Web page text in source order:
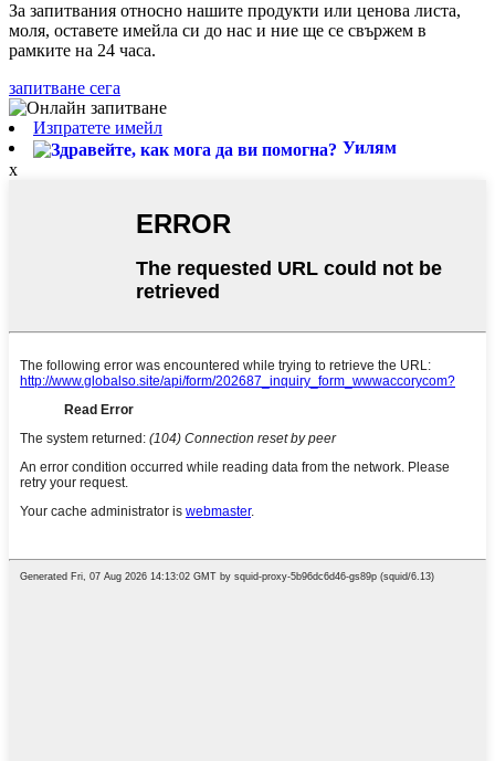
За запитвания относно нашите продукти или ценова листа,
моля, оставете имейла си до нас и ние ще се свържем в
рамките на 24 часа.
запитване сега
Изпратете имейл
Уилям
x